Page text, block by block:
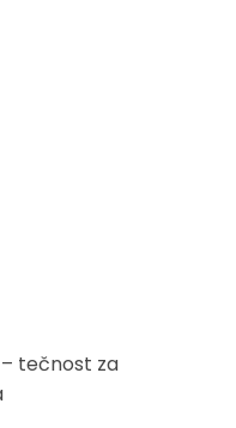
– tečnost za